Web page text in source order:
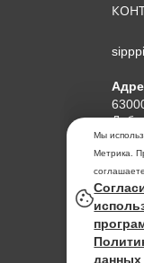
Мы
Метрика.
данных
АНО
ИНН
ОГРН